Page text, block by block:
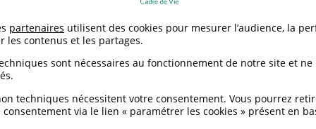
pour animaux de compagnie : restez vigilant
animaux de
partenaires utilisent des cookies pour mesurer l’audience, la
les contenus et les partages.
sont nécessaires au fonctionnement de notre site et ne
techniques nécessitent votre consentement. Vous pourrez
via le lien « paramétrer les cookies » présent en